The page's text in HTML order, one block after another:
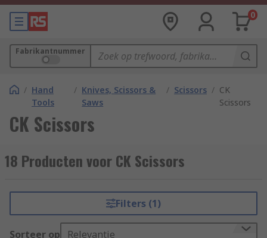
0
Fabrikantnummer
/ Hand
Tools
/ Knives, Scissors &
Saws
/ Scissors / CK
Scissors
CK Scissors
18 Producten voor CK Scissors
Filters (1)
Sorteer op Relevantie